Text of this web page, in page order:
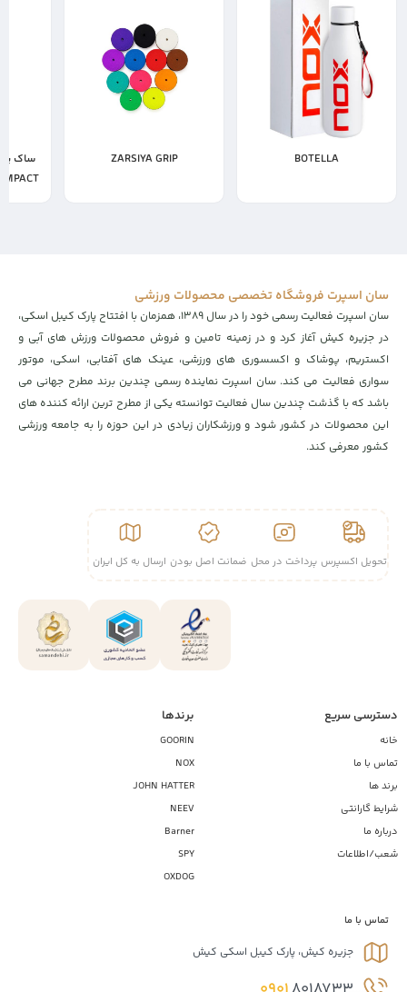
ZARSIYA GRIP
ساک پدل نوکس مدل ML10
COMPETITION XL COMPACT
سان اسپرت فروشگاه تخصصی محصولات ورزشی
سان اسپرت فعالیت رسمی خود را در سال ۱۳۸۹، همزمان با افتتاح پارک کیبل اسکی،
در جزیره کیش آغاز کرد و در زمینه تامین و فروش محصولات ورزش های آبی و
اکستریم، پوشاک و اکسسوری های ورزشی، عینک های آفتابی، اسکی، موتور
سواری فعالیت می کند. سان اسپرت نماینده رسمی چندین برند مطرح جهانی می
باشد که با گذشت چندین سال فعالیت توانسته یکی از مطرح ترین ارائه کننده های
این محصولات در کشور شود و ورزشکاران زیادی در این حوزه را به جامعه ورزشی
کشور معرفی کند.
تحویل اکسپرس پرداخت در محل ضمانت اصل بودن ارسال به کل ایران
دسترسی سریع
خانه
تماس با ما
برند ها
شرایط گارانتی
درباره ما
شعب/اطلاعات
برندها
GOORIN
NOX
JOHN HATTER
NEEV
Barner
SPY
OXDOG
تماس با ما
جزیره کیش، پارک کیبل اسکی کیش